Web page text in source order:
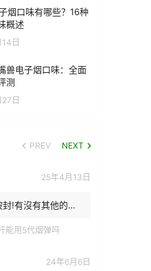
烟口味有哪些？16种
概述
日
兽电子烟口味：全面
测
日
PREV NEXT
25年4月13日
!有沒有其他的方
能用5代烟弹吗
24年6月6日